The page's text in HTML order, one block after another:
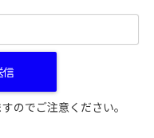
のでご注意ください。